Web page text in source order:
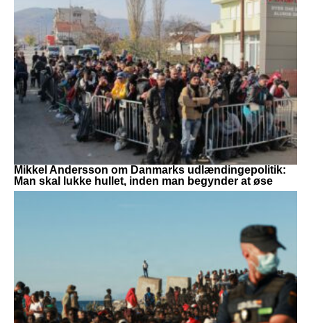
Mikkel Andersson om Danmarks udlændingepolitik:
Man skal lukke hullet, inden man begynder at øse